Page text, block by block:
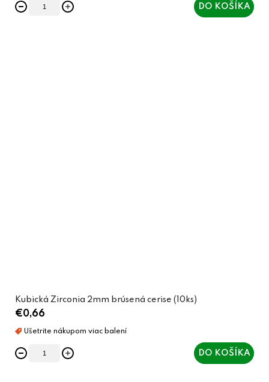
DO KOŠÍKA
Kubická Zirconia 2mm brúsená cerise (10ks)
€0,66
DO KOŠÍKA